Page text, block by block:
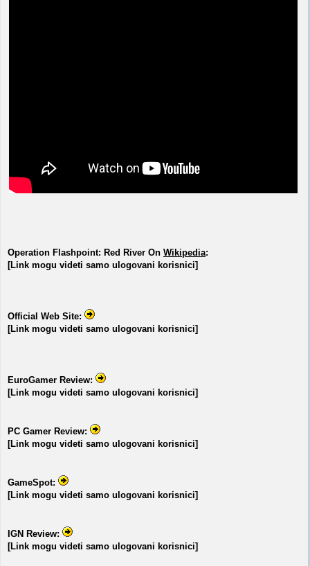
Operation Flashpoint: Red River On Wikipedia:
[Link mogu videti samo ulogovani korisnici]
Official Web Site:
[Link mogu videti samo ulogovani korisnici]
EuroGamer Review:
[Link mogu videti samo ulogovani korisnici]
PC Gamer Review:
[Link mogu videti samo ulogovani korisnici]
GameSpot:
[Link mogu videti samo ulogovani korisnici]
IGN Review:
[Link mogu videti samo ulogovani korisnici]